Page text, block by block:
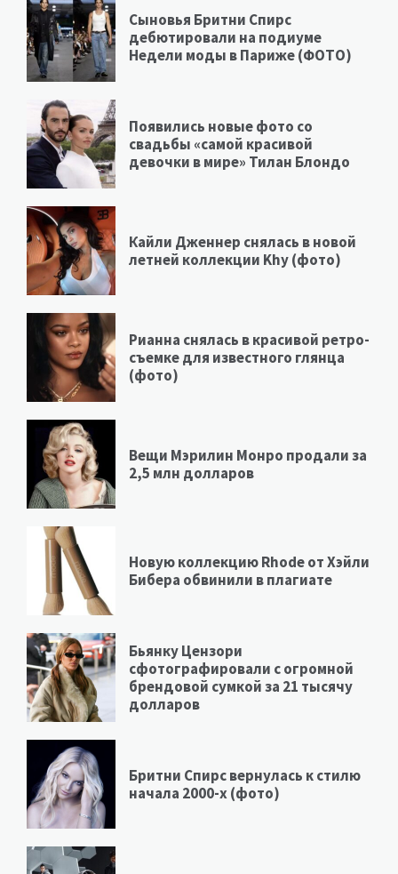
Сыновья Бритни Спирс
дебютировали на подиуме
Недели моды в Париже (ФОТО)
Появились новые фото со
свадьбы «самой красивой
девочки в мире» Тилан Блондо
Кайли Дженнер снялась в новой
летней коллекции Khy (фото)
Рианна снялась в красивой ретро-
съемке для известного глянца
(фото)
Вещи Мэрилин Монро продали за
2,5 млн долларов
Новую коллекцию Rhode от Хэйли
Бибера обвинили в плагиате
Бьянку Цензори
сфотографировали с огромной
брендовой сумкой за 21 тысячу
долларов
Бритни Спирс вернулась к стилю
начала 2000-х (фото)